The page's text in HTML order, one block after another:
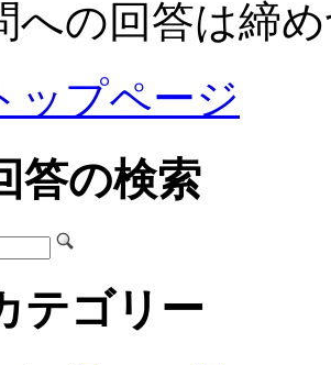
への回答は締
ップページ
答の検索
テゴリー